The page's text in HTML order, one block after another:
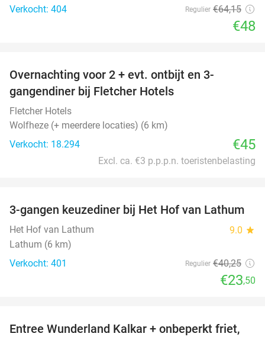
Verkocht: 404
Regulier €64,15
€48
Overnachting voor 2 + evt. ontbijt en 3-
gangendiner bij Fletcher Hotels
Fletcher Hotels
Wolfheze (+ meerdere locaties) (6 km)
Verkocht: 18.294
€45
Excl. ca. €3 p.p.p.n. toeristenbelasting
42%
3-gangen keuzediner bij Het Hof van Lathum
Het Hof van Lathum 9.0 star
Lathum (6 km)
Verkocht: 401
Regulier €40,25
€23,50
32%
Entree Wunderland Kalkar + onbeperkt friet,